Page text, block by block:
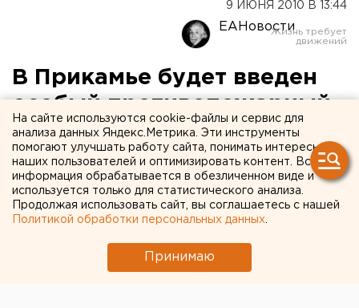
9 ИЮНЯ 2010 В 13:44
ЕАНовости
В Прикамье будет введен
особый противопожарный
режим
В Прикамье будет введен особый
противопожарный режим, сообщили агентству
ЕАН в пресс-службе Главного управления МЧС
России по Пермскому краю.
В Прикамье будет введен особый противопожарный
На сайте используются cookie-файлы и сервис для
анализа данных Яндекс.Метрика. Эти инструменты
помогают улучшать работу сайта, понимать интересы
наших пользователей и оптимизировать контент. Вся
информация обрабатывается в обезличенном виде и
используется только для статистического анализа.
Продолжая использовать сайт, вы соглашаетесь с нашей
Политикой обработки персональных данных
Принимаю